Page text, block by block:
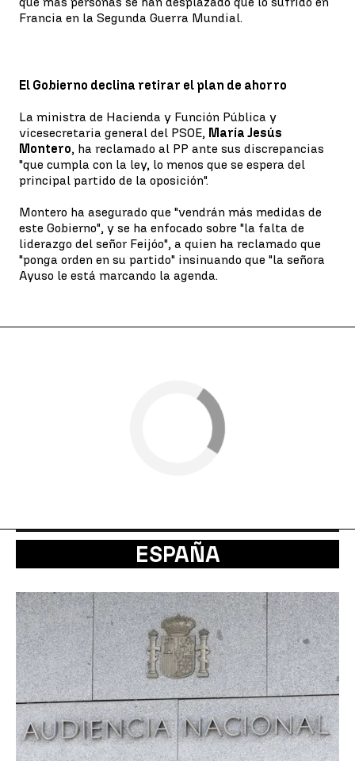
Francia en la Segunda Guerra Mundial.
El Gobierno declina retirar el plan de ahorro
La ministra de Hacienda y Función Pública y
vicesecretaria general del PSOE, María Jesús
Montero, ha reclamado al PP ante sus discrepancias
"que cumpla con la ley, lo menos que se espera del
principal partido de la oposición".
Montero ha asegurado que "vendrán más medidas de
este Gobierno", y se ha enfocado sobre "la falta de
liderazgo del señor Feijóo", a quien ha reclamado que
"ponga orden en su partido" insinuando que "la señora
Ayuso le está marcando la agenda.
ESPAÑA